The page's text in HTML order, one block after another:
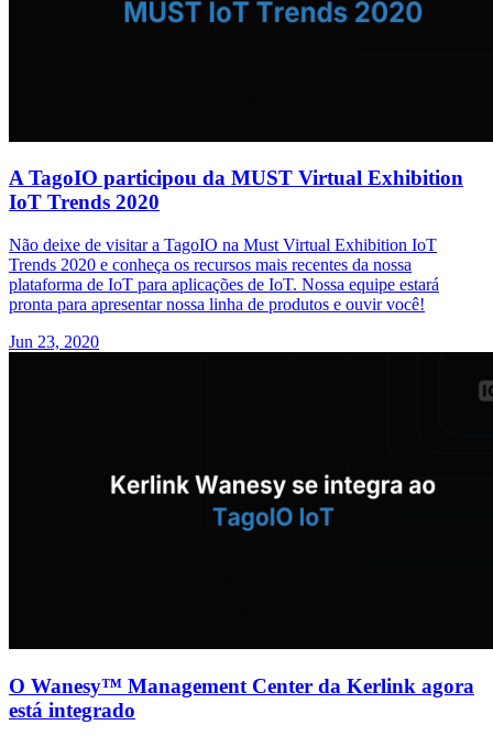
A TagoIO participou da MUST Virtual Exhibition
IoT Trends 2020
Não deixe de visitar a TagoIO na Must Virtual Exhibition IoT
Trends 2020 e conheça os recursos mais recentes da nossa
plataforma de IoT para aplicações de IoT. Nossa equipe estará
pronta para apresentar nossa linha de produtos e ouvir você!
Jun 23, 2020
O Wanesy™ Management Center da Kerlink agora
está integrado